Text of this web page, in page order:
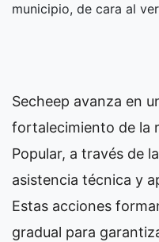
municipio, de cara al
Secheep avanza en
fortalecimiento de la
Popular, a través de
asistencia técnica y
Estas acciones
gradual para